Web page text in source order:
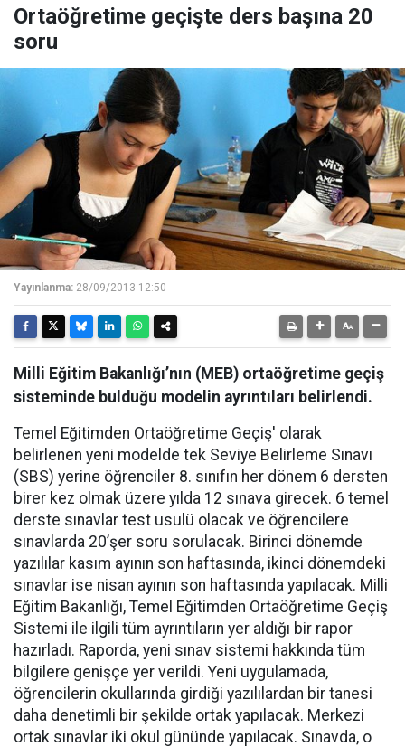
Ortaöğretime geçişte ders başına 20
soru
Yayınlanma: 28/09/2013 12:50
Milli Eğitim Bakanlığı’nın (MEB) ortaöğretime geçiş
sisteminde bulduğu modelin ayrıntıları belirlendi.
Temel Eğitimden Ortaöğretime Geçiş' olarak
belirlenen yeni modelde tek Seviye Belirleme Sınavı
(SBS) yerine öğrenciler 8. sınıfın her dönem 6 dersten
birer kez olmak üzere yılda 12 sınava girecek. 6 temel
derste sınavlar test usulü olacak ve öğrencilere
sınavlarda 20’şer soru sorulacak. Birinci dönemde
yazılılar kasım ayının son haftasında, ikinci dönemdeki
sınavlar ise nisan ayının son haftasında yapılacak. Milli
Eğitim Bakanlığı, Temel Eğitimden Ortaöğretime Geçiş
Sistemi ile ilgili tüm ayrıntıların yer aldığı bir rapor
hazırladı. Raporda, yeni sınav sistemi hakkında tüm
bilgilere genişçe yer verildi. Yeni uygulamada,
öğrencilerin okullarında girdiği yazılılardan bir tanesi
daha denetimli bir şekilde ortak yapılacak. Merkezi
ortak sınavlar iki okul gününde yapılacak. Sınavda, o